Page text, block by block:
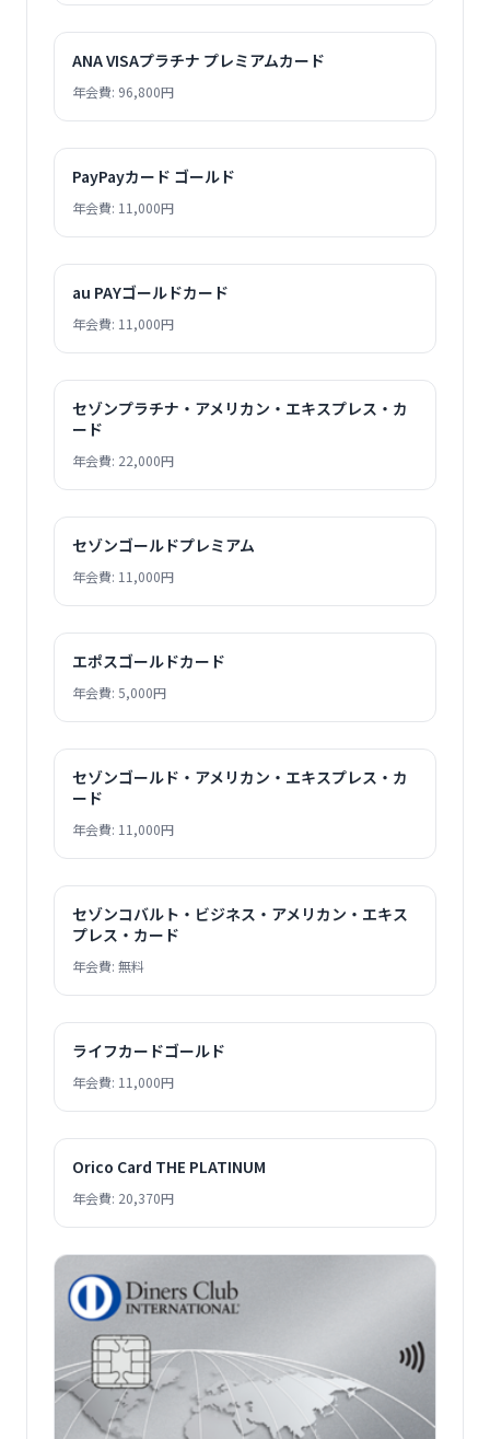
ANA VISAプラチナ プレミアムカード
年会費: 96,800円
PayPayカード ゴールド
年会費: 11,000円
au PAYゴールドカード
年会費: 11,000円
セゾンプラチナ・アメリカン・エキスプレス・カ
ード
年会費: 22,000円
セゾンゴールドプレミアム
年会費: 11,000円
エポスゴールドカード
年会費: 5,000円
セゾンゴールド・アメリカン・エキスプレス・カ
ード
年会費: 11,000円
セゾンコバルト・ビジネス・アメリカン・エキス
プレス・カード
年会費: 無料
ライフカードゴールド
年会費: 11,000円
Orico Card THE PLATINUM
年会費: 20,370円